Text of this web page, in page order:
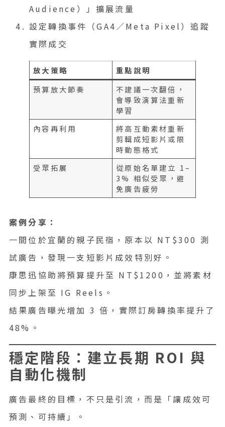
Audience）」擴展流量
設定轉換事件（GA4／Meta Pixel）追蹤
實際成交
放大策略
重點說明
預算放大節奏
不建議一次翻倍，
會導致演算法重新
學習
內容再利用
將高互動素材重新
剪輯成短影片或限
時動態格式
受眾拓展
從原始名單建立 1–
3% 相似受眾，避
免廣告疲勞
案例分享：
一間位於宜蘭的親子民宿，原本以 NT$300 測
試廣告，發現一支短影片成效特別好。
康思迅協助將預算提升至 NT$1200，並將素材
同步上架至 IG Reels。
結果廣告曝光增加 3 倍，實際訂房轉換率提升了
48%。
穩定階段：建立長期 ROI 與
自動化機制
廣告最終的目標，不只是引流，而是「讓成效可
預測、可持續」。